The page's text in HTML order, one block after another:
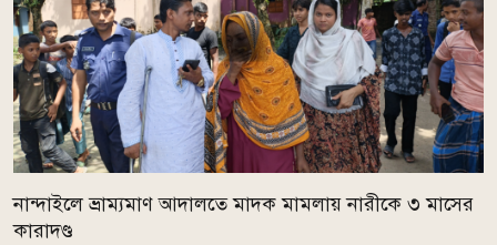
নান্দাইলে ভ্রাম্যমাণ আদালতে মাদক মামলায় নারীকে ৩ মাসের
কারাদণ্ড